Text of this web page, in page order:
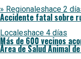
» Regionaleshace 2
Accidente fatal sobre
Localeshace 4 días
Más de 600 vecinos
Área de Salud Animal